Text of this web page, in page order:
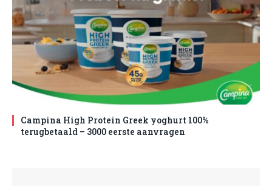
Campina High Protein Greek yoghurt 100%
terugbetaald – 3000 eerste aanvragen